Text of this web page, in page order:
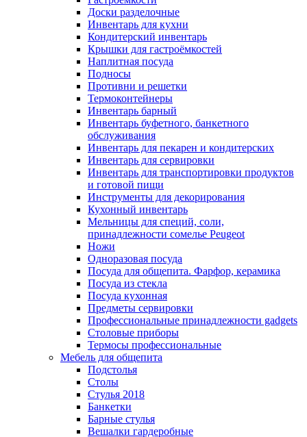
Доски разделочные
Инвентарь для кухни
Кондитерский инвентарь
Крышки для гастроёмкостей
Наплитная посуда
Подносы
Противни и решетки
Термоконтейнеры
Инвентарь барный
Инвентарь буфетного, банкетного
обслуживания
Инвентарь для пекарен и кондитерских
Инвентарь для сервировки
Инвентарь для транспортировки продуктов
и готовой пищи
Инструменты для декорирования
Кухонный инвентарь
Мельницы для специй, соли,
принадлежности сомелье Peugeot
Ножи
Одноразовая посуда
Посуда для общепита. Фарфор, керамика
Посуда из стекла
Посуда кухонная
Предметы сервировки
Профессиональные принадлежности gadgets
Столовые приборы
Термосы профессиональные
Мебель для общепита
Подстолья
Столы
Стулья 2018
Банкетки
Барные стулья
Вешалки гардеробные